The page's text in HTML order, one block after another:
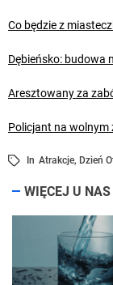
Co będzie z
Dębieńsko: budowa
Aresztowany za
Policjant na wolnym
In Atrakcje, Dzień
WIĘCEJ U NAS